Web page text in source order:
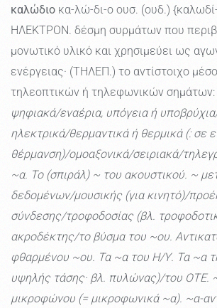
καλώδιο κα-λώ-δι-ο ουσ. (ουδ.)
ΗΛΕΚΤΡΟΝ. δέσμη συρμάτων που
μονωτικό υλικό και χρησιμεύει ως
ενέργειας· (ΤΗΛΕΠ.) το αντίστοιχο
τηλεοπτικών ή τηλεφωνικών σημάτων:
ψηφιακά/εναέρια, υπόγεια ή
ηλεκτρικά/θερμαντικά ή θερμικά (: σε
θέρμανση)/ομοαξονικά/σειριακά/
~α. Το (σπιράλ) ~ του ακουστικού. ~
δεδομένων/μουσικής (για κινητό)/
σύνδεσης/τροφοδοσίας (βλ.
ακροδέκτης/το βύσμα του ~ου.
φθαρμένου ~ου. Τα ~α του Η/Υ. Τα ~α
υψηλής τάσης· βλ. πυλώνας)/του ΟΤΕ.
μικροφώνου (= μικροφωνικά ~α). ~α-